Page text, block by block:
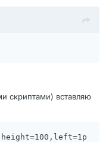
скриптами) вставляю